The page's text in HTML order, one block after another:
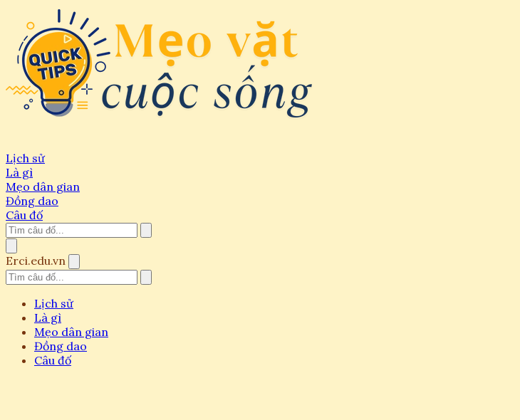
Lịch sử
Là gì
Mẹo dân gian
Đồng dao
Câu đố
Erci.edu.vn
Lịch sử
Là gì
Mẹo dân gian
Đồng dao
Câu đố